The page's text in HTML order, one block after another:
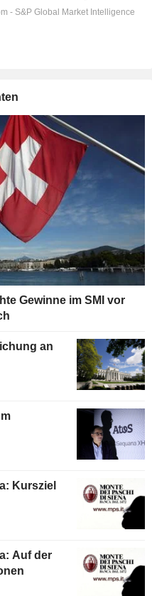
Gewinne im SMI vor
an
Kursziel
Auf der